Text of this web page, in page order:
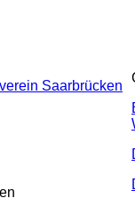
Saarbrücken